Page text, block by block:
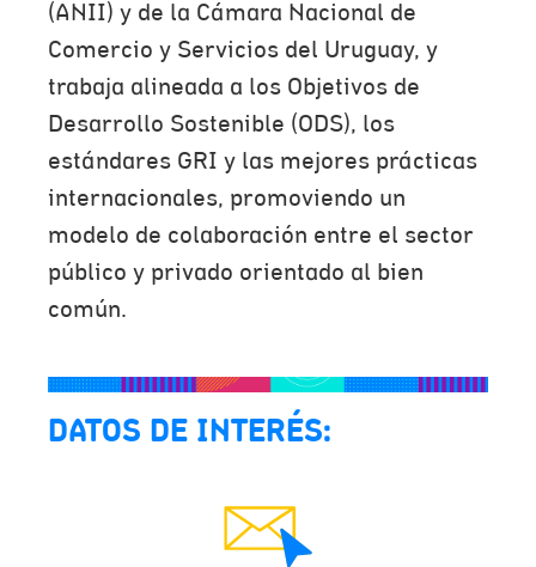
(ANII) y de la Cámara Nacional de
Comercio y Servicios del Uruguay, y
trabaja alineada a los Objetivos de
Desarrollo Sostenible (ODS), los
estándares GRI y las mejores prácticas
internacionales, promoviendo un
modelo de colaboración entre el sector
público y privado orientado al bien
común.
DATOS DE INTERÉS: